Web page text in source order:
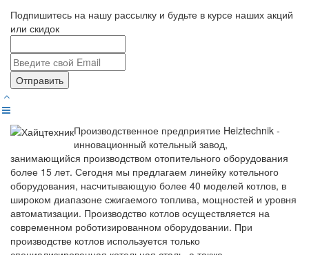
Подпишитесь на нашу рассылку и будьте в курсе наших акций
или скидок
Отправить
Производственное предприятие Heiztechnik -
инновационный котельный завод,
занимающийся производством отопительного оборудования
более 15 лет. Сегодня мы предлагаем линейку котельного
оборудования, насчитывающую более 40 моделей котлов, в
широком диапазоне сжигаемого топлива, мощностей и уровня
автоматизации. Производство котлов осуществляется на
современном роботизированном оборудовании. При
производстве котлов используется только